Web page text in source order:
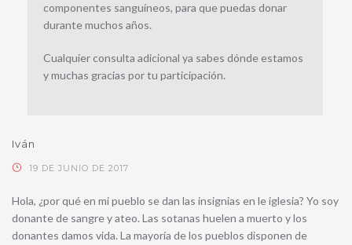
componentes sanguíneos, para que puedas donar
durante muchos años.
Cualquier consulta adicional ya sabes dónde estamos
y muchas gracias por tu participación.
Iván
19 DE JUNIO DE 2017
Hola, ¿por qué en mi pueblo se dan las insignias en le iglesia? Yo soy
donante de sangre y ateo. Las sotanas huelen a muerto y los
donantes damos vida. La mayoría de los pueblos disponen de